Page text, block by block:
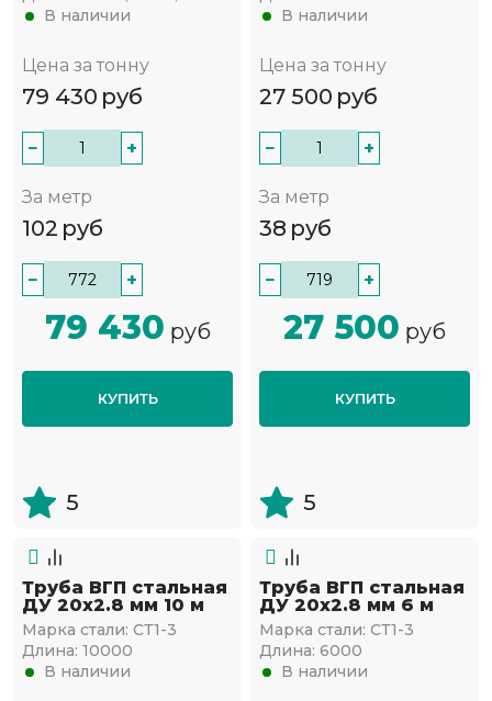
В наличии
Цена за тонну
79 430 руб
− +
За метр
102 руб
− +
79 430 руб
КУПИТЬ
5
В наличии
Цена за тонну
27 500 руб
− +
За метр
38 руб
− +
27 500 руб
КУПИТЬ
5
Труба ВГП стальная
ДУ 20х2.8 мм 10 м
Марка стали: СТ1-3
Длина: 10000
В наличии
Труба ВГП стальная
ДУ 20х2.8 мм 6 м
Марка стали: СТ1-3
Длина: 6000
В наличии